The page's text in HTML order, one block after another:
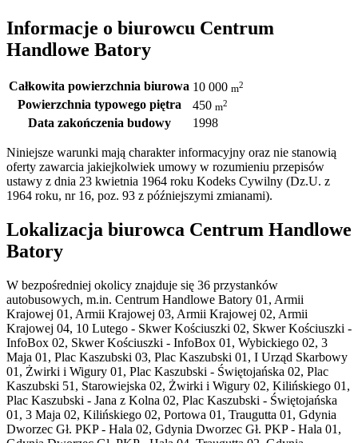
Informacje o biurowcu Centrum
Handlowe Batory
Całkowita powierzchnia biurowa 10 000 m2
Powierzchnia typowego piętra 450 m2
Data zakończenia budowy 1998
Niniejsze warunki mają charakter informacyjny oraz nie stanowią
oferty zawarcia jakiejkolwiek umowy w rozumieniu przepisów
ustawy z dnia 23 kwietnia 1964 roku Kodeks Cywilny (Dz.U. z
1964 roku, nr 16, poz. 93 z późniejszymi zmianami).
Lokalizacja biurowca Centrum Handlowe
Batory
W bezpośredniej okolicy znajduje się 36 przystanków
autobusowych, m.in. Centrum Handlowe Batory 01, Armii
Krajowej 01, Armii Krajowej 03, Armii Krajowej 02, Armii
Krajowej 04, 10 Lutego - Skwer Kościuszki 02, Skwer Kościuszki -
InfoBox 02, Skwer Kościuszki - InfoBox 01, Wybickiego 02, 3
Maja 01, Plac Kaszubski 03, Plac Kaszubski 01, I Urząd Skarbowy
01, Żwirki i Wigury 01, Plac Kaszubski - Świętojańska 02, Plac
Kaszubski 51, Starowiejska 02, Żwirki i Wigury 02, Kilińskiego 01,
Plac Kaszubski - Jana z Kolna 02, Plac Kaszubski - Świętojańska
01, 3 Maja 02, Kilińskiego 02, Portowa 01, Traugutta 01, Gdynia
Dworzec Gł. PKP - Hala 02, Gdynia Dworzec Gł. PKP - Hala 01,